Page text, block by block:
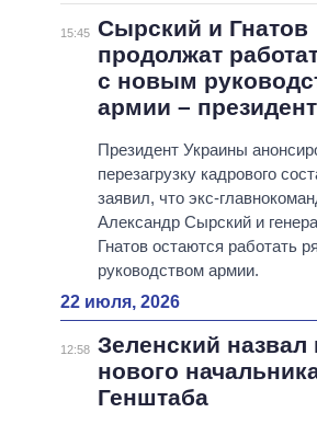
15:45 Сырский и Гнатов
продолжат
с новым
армии – президент
Президент Украины
перезагрузку кадрового
заявил, что экс-
Александр Сырский и
Гнатов остаются работать
руководством армии.
22 июля, 2026
12:58 Зеленский назвал
нового
Генштаба